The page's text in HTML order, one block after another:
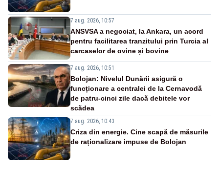
7 aug. 2026, 10:57
ANSVSA a negociat, la Ankara, un acord
pentru facilitarea tranzitului prin Turcia al
carcaselor de ovine și bovine
7 aug. 2026, 10:51
Bolojan: Nivelul Dunării asigură o
funcționare a centralei de la Cernavodă
de patru-cinci zile dacă debitele vor
scădea
7 aug. 2026, 10:43
Criza din energie. Cine scapă de măsurile
de raționalizare impuse de Bolojan